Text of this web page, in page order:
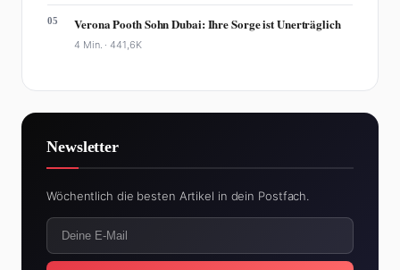
05 Verona Pooth Sohn Dubai: Ihre Sorge ist Unerträglich
4 Min. ·441,6K
Newsletter
Wöchentlich die besten Artikel in dein Postfach.